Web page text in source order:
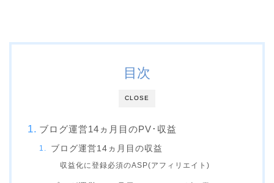
CLOSE
目次
ブログ運営14ヵ月目のPV･収益
ブログ運営14ヵ月目の収益
収益化に登録必須のASP(アフィリエイト)